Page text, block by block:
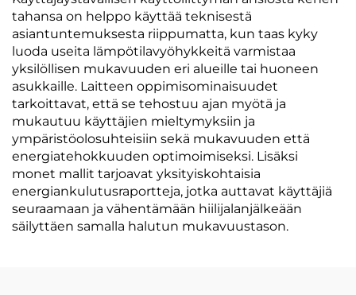
tahansa on helppo käyttää teknisestä
asiantuntemuksesta riippumatta, kun taas kyky
luoda useita lämpötilavyöhykkeitä varmistaa
yksilöllisen mukavuuden eri alueille tai huoneen
asukkaille. Laitteen oppimisominaisuudet
tarkoittavat, että se tehostuu ajan myötä ja
mukautuu käyttäjien mieltymyksiin ja
ympäristöolosuhteisiin sekä mukavuuden että
energiatehokkuuden optimoimiseksi. Lisäksi
monet mallit tarjoavat yksityiskohtaisia
energiankulutusraportteja, jotka auttavat käyttäjiä
seuraamaan ja vähentämään hiilijalanjälkeään
säilyttäen samalla halutun mukavuustason.